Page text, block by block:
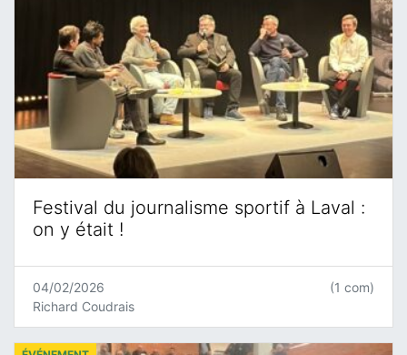
Festival du journalisme sportif à Laval :
on y était !
04/02/2026
Richard Coudrais
(1 com)